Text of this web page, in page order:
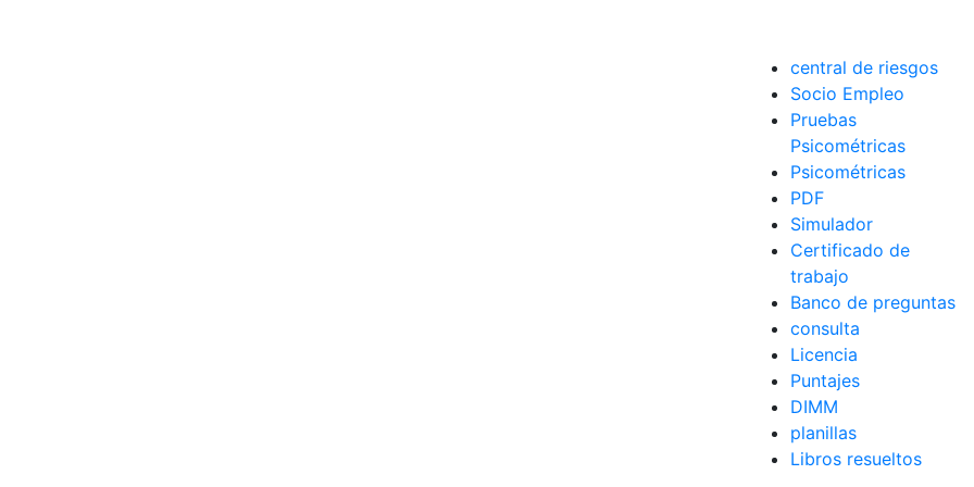
central de riesgos
Socio Empleo
Pruebas
Psicométricas
Psicométricas
PDF
Simulador
Certificado de
trabajo
Banco de preguntas
consulta
Licencia
Puntajes
DIMM
planillas
Libros resueltos